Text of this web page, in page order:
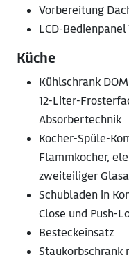
Vorbereitung
LCD-Bedienpanel
Küche
Kühlschrank
12-Liter-
Absorbertechnik
Kocher-Spüle-
Flammkocher,
zweiteiliger
Schubladen in
Close und Push-
Besteckeinsatz
Staukorbschrank